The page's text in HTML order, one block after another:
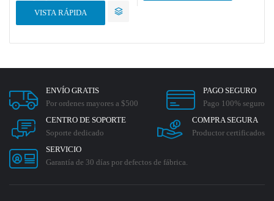
VISTA RÁPIDA
ENVÍO GRATIS
Por ordenes mayores a $500
PAGO SEGURO
Pago 100% seguro
CENTRO DE SOPORTE
Soporte dedicado
COMPRA SEGURA
Productor certificados
SERVICIO
Garantía de 30 días por defectos de fábrica.